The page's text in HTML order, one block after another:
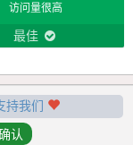
访问量很高
最佳
持我们